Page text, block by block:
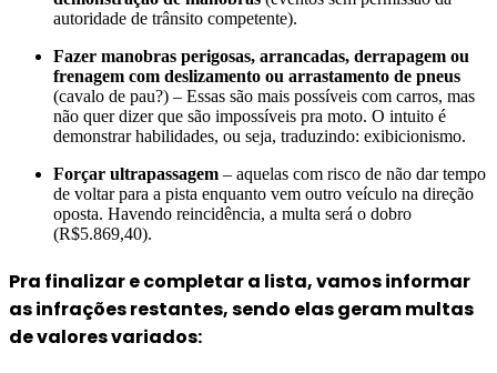
autoridade de trânsito competente).
Fazer manobras perigosas, arrancadas, derrapagem ou
frenagem com deslizamento ou arrastamento de pneus
(cavalo de pau?) – Essas são mais possíveis com carros, mas
não quer dizer que são impossíveis pra moto. O intuito é
demonstrar habilidades, ou seja, traduzindo: exibicionismo.
Forçar ultrapassagem – aquelas com risco de não dar tempo
de voltar para a pista enquanto vem outro veículo na direção
oposta. Havendo reincidência, a multa será o dobro
(R$5.869,40).
Pra finalizar e completar a lista, vamos informar
as infrações restantes, sendo elas geram multas
de valores variados: